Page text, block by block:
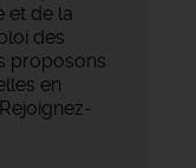
et de la
des
proposons
en